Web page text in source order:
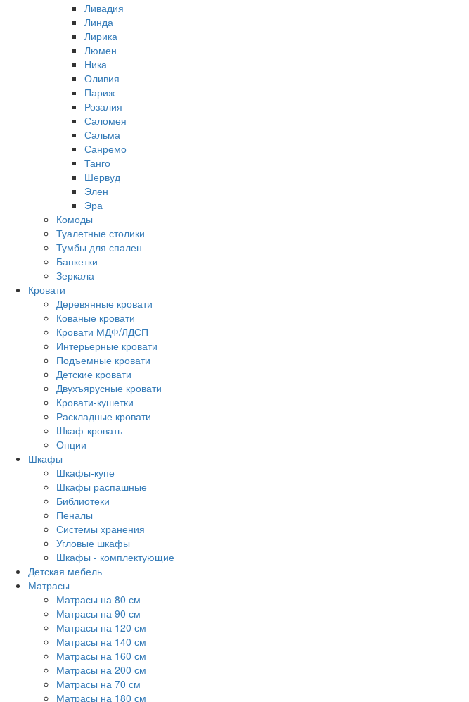
Ливадия
Линда
Лирика
Люмен
Ника
Оливия
Париж
Розалия
Саломея
Сальма
Санремо
Танго
Шервуд
Элен
Эра
Комоды
Туалетные столики
Тумбы для спален
Банкетки
Зеркала
Кровати
Деревянные кровати
Кованые кровати
Кровати МДФ/ЛДСП
Интерьерные кровати
Подъемные кровати
Детские кровати
Двухъярусные кровати
Кровати-кушетки
Раскладные кровати
Шкаф-кровать
Опции
Шкафы
Шкафы-купе
Шкафы распашные
Библиотеки
Пеналы
Системы хранения
Угловые шкафы
Шкафы - комплектующие
Детская мебель
Матрасы
Матрасы на 80 см
Матрасы на 90 см
Матрасы на 120 см
Матрасы на 140 см
Матрасы на 160 см
Матрасы на 200 см
Матрасы на 70 см
Матрасы на 180 см